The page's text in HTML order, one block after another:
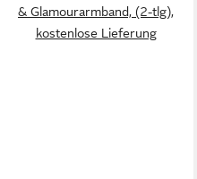
& Glamourarmband, (2-tlg),
kostenlose Lieferung